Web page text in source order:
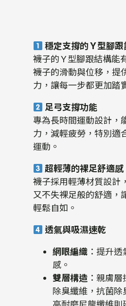
穩定支撐的 Y 型腳跟
襪子的 Y 型腳跟結構能
襪子的滑動與位移，提
力，讓每一步都更加踏
足弓支撐功能
專為長時間運動設計，
力，減輕疲勞，特別適
運動。
超輕薄的裸足舒適感
襪子採用輕薄材質設計
又不失裸足般的舒適，
輕鬆自如。
透氣與吸濕速乾
網眼編織 ：提升
感。
雙層構造 ：親膚
除臭纖維，抗菌除